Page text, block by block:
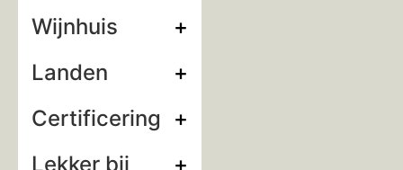
Wijnhuis
+
Landen
+
Certificering
+
Lekker bij
+